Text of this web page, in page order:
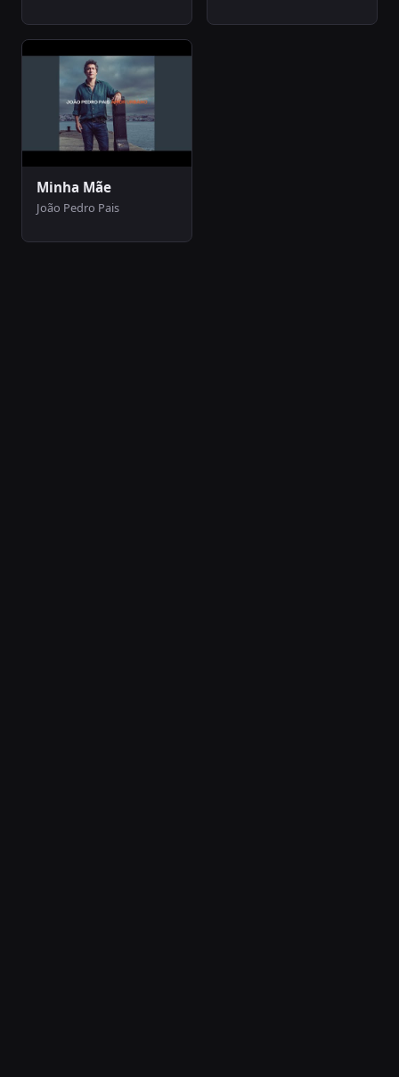
Minha Mãe
João Pedro Pais